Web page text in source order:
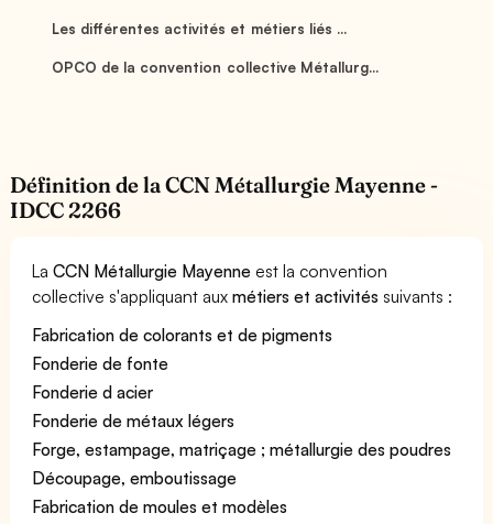
Les différentes activités et métiers liés ...
OPCO de la convention collective Métallurg...
Définition de la CCN Métallurgie Mayenne -
IDCC 2266
LaCCN Métallurgie Mayenne est la convention
collective s'appliquant auxmétiers et activités suivants :
Fabrication de colorants et de pigments
Fonderie de fonte
Fonderie d acier
Fonderie de métaux légers
Forge, estampage, matriçage ; métallurgie des poudres
Découpage, emboutissage
Fabrication de moules et modèles